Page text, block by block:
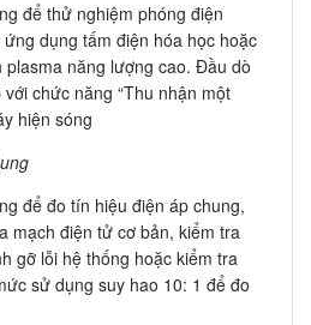
để thử nghiệm phóng điện
dụng tấm điện hóa học hoặc
năng lượng cao. Đầu dò
chức năng “Thu nhận một
hiện sóng
để đo tín hiệu điện áp chung,
mạch điện tử cơ bản, kiểm tra
gỡ lỗi hệ thống hoặc kiểm tra
sử dụng suy hao 10: 1 để đo